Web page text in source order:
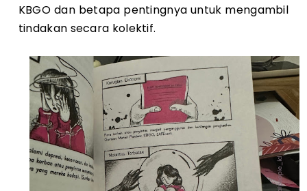
KBGO dan betapa pentingnya untuk mengambil
tindakan secara kolektif.